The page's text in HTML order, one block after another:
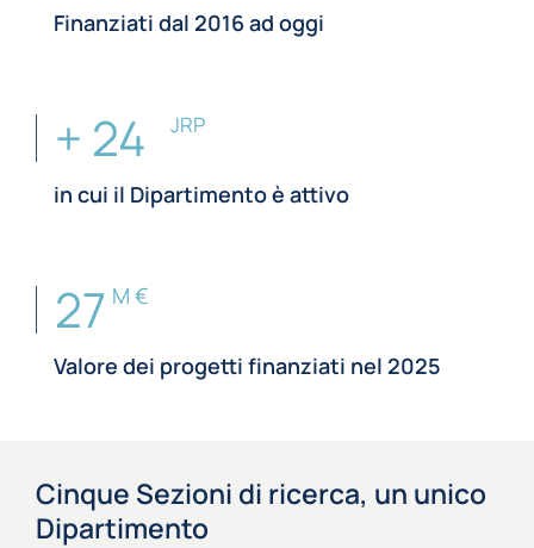
Finanziati dal 2016 ad oggi
+ 24 JRP
in cui il Dipartimento è attivo
27 M €
Valore dei progetti finanziati nel 2025
Cinque Sezioni di ricerca, un unico
Dipartimento